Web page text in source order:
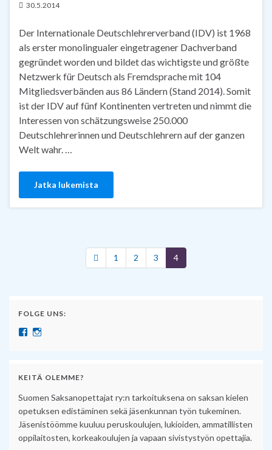
30.5.2014
Der Internationale Deutschlehrerverband (IDV) ist 1968
als erster monolingualer eingetragener Dachverband
gegründet worden und bildet das wichtigste und größte
Netzwerk für Deutsch als Fremdsprache mit 104
Mitgliedsverbänden aus 86 Ländern (Stand 2014). Somit
ist der IDV auf fünf Kontinenten vertreten und nimmt die
Interessen von schätzungsweise 250.000
Deutschlehrerinnen und Deutschlehrern auf der ganzen
Welt wahr. …
Jatka lukemista
1 2 3 4
FOLGE UNS:
Näytä SuomenSaksanopettajat:n profiili Facebook palvelussa
KEITÄ OLEMME?
Suomen Saksanopettajat ry:n tarkoituksena on saksan kielen
opetuksen edistäminen sekä jäsenkunnan työn tukeminen.
Jäsenistöömme kuuluu peruskoulujen, lukioiden, ammatillisten
oppilaitosten, korkeakoulujen ja vapaan sivistystyön opettajia.